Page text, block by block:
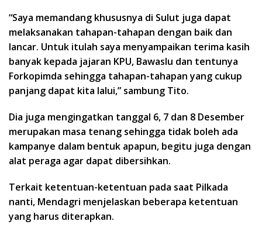
“Saya memandang khususnya di Sulut juga dapat
melaksanakan tahapan-tahapan dengan baik dan
lancar. Untuk itulah saya menyampaikan terima kasih
banyak kepada jajaran KPU, Bawaslu dan tentunya
Forkopimda sehingga tahapan-tahapan yang cukup
panjang dapat kita lalui,” sambung Tito.
Dia juga mengingatkan tanggal 6, 7 dan 8 Desember
merupakan masa tenang sehingga tidak boleh ada
kampanye dalam bentuk apapun, begitu juga dengan
alat peraga agar dapat dibersihkan.
Terkait ketentuan-ketentuan pada saat Pilkada
nanti, Mendagri menjelaskan beberapa ketentuan
yang harus diterapkan.